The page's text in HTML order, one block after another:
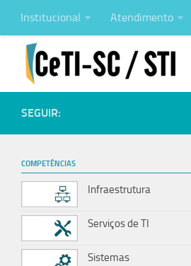
Institucional Atendimento
SEGUIR:
COMPETÊNCIAS
Infraestrutura
Serviços de TI
Sistemas